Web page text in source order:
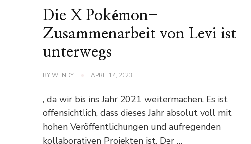
Die X Pokémon-
Zusammenarbeit von Levi ist
unterwegs
BYWENDY APRIL 14, 2023
, da wir bis ins Jahr 2021 weitermachen. Es ist
offensichtlich, dass dieses Jahr absolut voll mit
hohen Veröffentlichungen und aufregenden
kollaborativen Projekten ist. Der …